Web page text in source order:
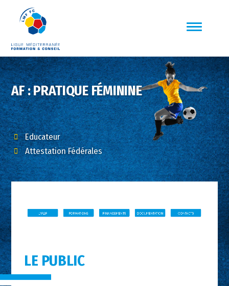
AF : PRATIQUE FÉMININE
Educateur
Attestation Fédérales
LE PUBLIC